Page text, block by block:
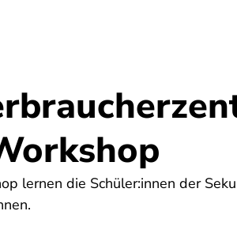
lernen die Schüler:innen der